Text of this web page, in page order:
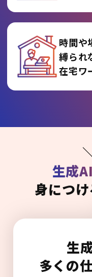
時間や
縛られ
在宅ワ
生成
身につ
生
多くの